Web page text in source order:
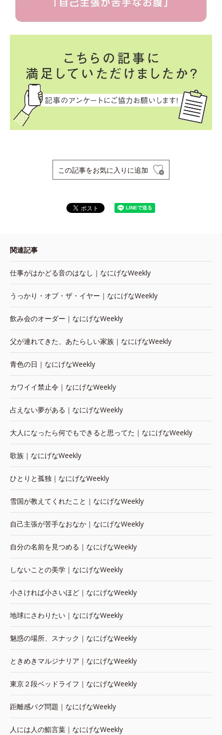
この記事をお気に入りに追加
関連記事
仕事がはかどる音のはなし｜なにげなWeekly
うっかり・オブ・ザ・イヤー｜なにげなWeekly
飲み会のオーダー｜なにげなWeekly
父が連れてきた、あたらしい家族｜なにげなWeekly
青色の日｜なにげなWeekly
カワイイ禁止令｜なにげなWeekly
占えない夢がある｜なにげなWeekly
大人になったら何でもできると思ってた｜なにげなWeekly
歌族｜なにげなWeekly
ひとりと孤独｜なにげなWeekly
雪国が教えてくれたこと｜なにげなWeekly
自己主張が苦手なおなか｜なにげなWeekly
自分の名前を見つめる｜なにげなWeekly
しないことの美学｜なにげなWeekly
小さければ小さいほど｜なにげなWeekly
地球にさわりたい｜なにげなWeekly
魅惑の場所、スナック｜なにげなWeekly
ときめきマルジナリア｜なにげなWeekly
東京２段ベッドライフ｜なにげなWeekly
距離感バグ問題｜なにげなWeekly
人には人の鮨言葉｜なにげなWeekly